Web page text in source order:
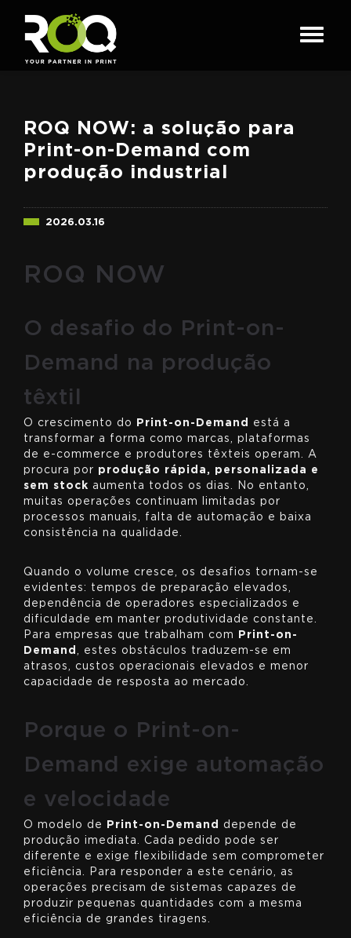
ROQ NOW: a solução para
Print-on-Demand com
produção industrial
2026.03.16
ROQ NOW
O desafio do Print-on-
Demand na produção
têxtil
O crescimento do Print-on-Demand
está a
transformar a forma como marcas, plataformas
de e-commerce e produtores têxteis operam. A
procura por produção rápida, personalizada e
sem stock aumenta todos os dias. No entanto,
muitas operações continuam limitadas por
processos manuais, falta de automação e baixa
consistência na qualidade.
Quando o volume cresce, os desafios tornam-se
evidentes: tempos de preparação elevados,
dependência de operadores especializados e
dificuldade em manter produtividade constante.
Para empresas que trabalham com
Print-on-
Demand , estes obstáculos traduzem-se em
atrasos, custos operacionais elevados e menor
capacidade de resposta ao mercado.
Porque o Print-on-
Demand exige automação
e velocidade
O modelo de Print-on-Demand
depende de
produção imediata. Cada pedido pode ser
diferente e exige flexibilidade sem comprometer
eficiência. Para responder a este cenário, as
operações precisam de sistemas capazes de
produzir pequenas quantidades com a mesma
eficiência de grandes tiragens.